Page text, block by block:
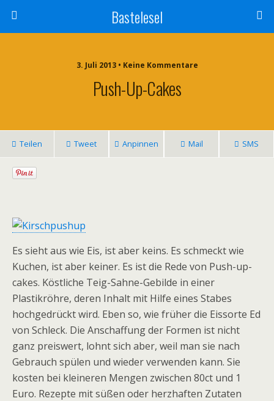
Bastelesel
3. Juli 2013 • Keine Kommentare
Push-Up-Cakes
Teilen Tweet Anpinnen Mail SMS
Es sieht aus wie Eis, ist aber keins. Es schmeckt wie
Kuchen, ist aber keiner. Es ist die Rede von Push-up-
cakes. Köstliche Teig-Sahne-Gebilde in einer
Plastikröhre, deren Inhalt mit Hilfe eines Stabes
hochgedrückt wird. Eben so, wie früher die Eissorte Ed
von Schleck. Die Anschaffung der Formen ist nicht
ganz preiswert, lohnt sich aber, weil man sie nach
Gebrauch spülen und wieder verwenden kann. Sie
kosten bei kleineren Mengen zwischen 80ct und 1
Euro. Rezepte mit süßen oder herzhaften Zutaten